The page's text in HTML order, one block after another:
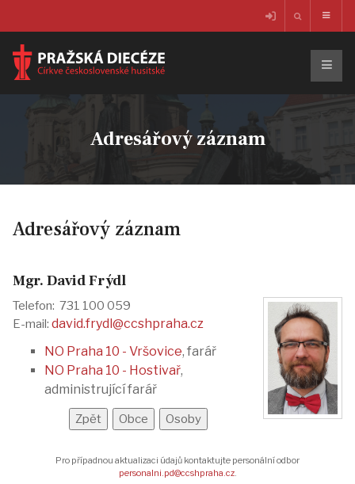
Adresářový záznam
Adresářový záznam
Mgr. David Frýdl
Telefon: 731 100 059
E-mail: david.frydl@ccshpraha.cz
NO Praha 10 - Vršovice, farář
NO Praha 10 - Hostivař,
administrující farář
Pro případnou aktualizaci údajů kontaktujte personální odbor
personalni.pd@ccshpraha.cz.